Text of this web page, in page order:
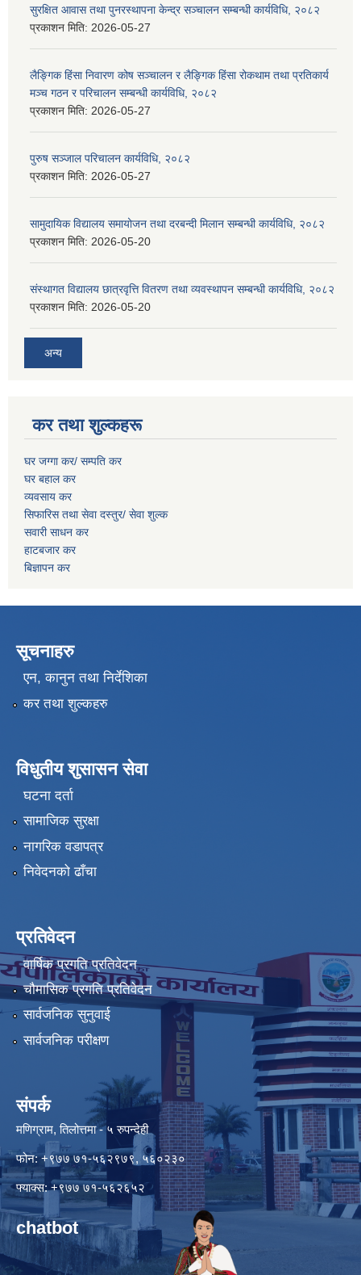
सुरक्षित आवास तथा पुनरस्थापना केन्द्र सञ्चालन सम्बन्धी कार्यविधि, २०८२
प्रकाशन मिति: 2026-05-27
लैङ्गिक हिंसा निवारण कोष सञ्चालन र लैङ्गिक हिंसा रोकथाम तथा प्रतिकार्य
मञ्च गठन र परिचालन सम्बन्धी कार्यविधि, २०८२
प्रकाशन मिति: 2026-05-27
पुरुष सञ्जाल परिचालन कार्यविधि, २०८२
प्रकाशन मिति: 2026-05-27
सामुदायिक विद्यालय समायोजन तथा दरबन्दी मिलान सम्बन्धी कार्यविधि, २०८२
प्रकाशन मिति: 2026-05-20
संस्थागत विद्यालय छात्रवृत्ति वितरण तथा व्यवस्थापन सम्बन्धी कार्यविधि, २०८२
प्रकाशन मिति: 2026-05-20
अन्य
कर तथा शुल्कहरू
घर जग्गा कर/ सम्पति कर
घर बहाल कर
व्यवसाय कर
सिफारिस तथा सेवा दस्तुर/ सेवा शुल्क
सवारी साधन कर
हाटबजार कर
बिज्ञापन कर
सूचनाहरु
एन, कानुन तथा निर्देशिका
कर तथा शुल्कहरु
विधुतीय शुसासन सेवा
घटना दर्ता
सामाजिक सुरक्षा
नागरिक वडापत्र
निवेदनको ढाँचा
प्रतिवेदन
वार्षिक प्रगति प्रतिवेदन
चौमासिक प्रगति प्रतिवेदन
सार्वजनिक सुनुवाई
सार्वजनिक परीक्षण
संपर्क
मणिग्राम, तिलोत्तमा - ५ रुपन्देही
फोन: +९७७ ७१-५६२९७९, ५६०२३०
फ्याक्स: +९७७ ७१-५६२६५२
chatbot